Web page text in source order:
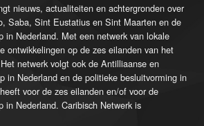
nieuws, actualiteiten en achtergronden over
Saba, Sint Eustatius en Sint Maarten en de
in Nederland. Met een netwerk van lokale
ontwikkelingen op de zes eilanden van het
netwerk volgt ook de Antilliaanse en
in Nederland en de politieke besluitvorming in
voor de zes eilanden en/of voor de
in Nederland. Caribisch Netwerk is